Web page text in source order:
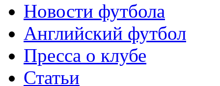
Новости футбола
Английский футбол
Пресса о клубе
Статьи